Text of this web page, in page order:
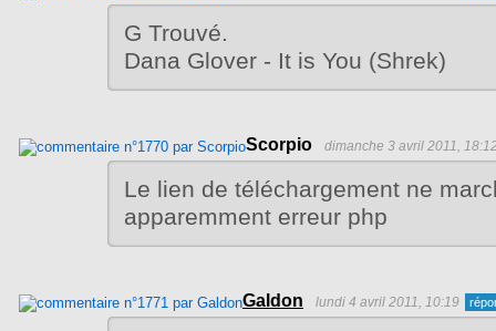
G Trouvé.
Dana Glover - It is You (Shrek)
Scorpio dimanche 3 avril 2011,
Le lien de téléchargement ne
apparemment erreur php
Galdon lundi 4 avril 2011, 10:19